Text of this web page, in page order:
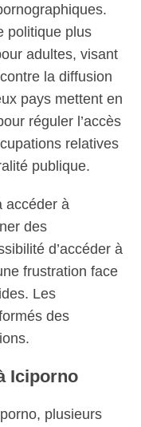
politique plus
adultes, visant
la diffusion
pays mettent en
réguler l’accès
relatives
publique.
accéder à
des
d’accéder à
frustration face
Les
des
Iciporno
plusieurs